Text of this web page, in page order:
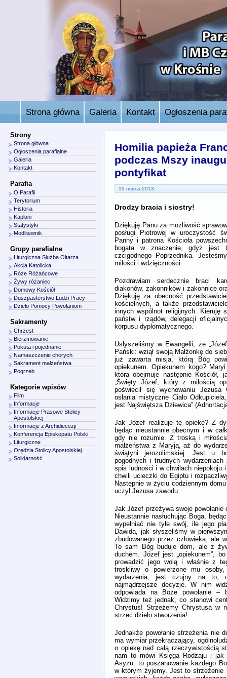
Strona główna Galeria Kontakt Ogłoszenia
Homilia papieża
podczas Mszy
pontyfikat
19 marca 2013
Drodzy bracia i siostry!
Dziękuję Panu za możliwość
posługi Piotrowej w uroczystość
Panny i patrona Kościoła
bogata w znaczenie, gdyż jest
czcigodnego Poprzednika.
miłości i wdzięczności.
Pozdrawiam serdecznie braci
diakonów, zakonników i zakonnice
Dziękuję za obecność
kościelnych, a także
innych wspólnot religijnych. Kieruję
państw i rządów, delegacji
korpusu dyplomatycznego.
Usłyszeliśmy w Ewangelii, że
Pański: wziął swoją Małżonkę do
już zawarta misja, którą Bóg
opiekunem. Opiekunem kogo?
która obejmuje następnie Kościół,
„Święty Józef, który z miłością
poświęcił się wychowaniu
osłania mistyczne Ciało
jest Najświętsza Dziewica”
Jak Józef realizuje tę opiekę? Z
będąc nieustannie obecnym i w
gdy nie rozumie. Z troską i
małżeństwa z Maryją, aż do
świątyni jerozolimskiej. Jest u
pogodnych i trudnych
spis ludności i w chwilach niepokoju
chwili ucieczki do Egiptu i
Następnie w życiu codziennym
uczył Jezusa zawodu.
Jak Józef przeżywa swoje
Nieustannie nasłuchując Boga,
wypełniać nie tyle swój, ile jego
Dawida, jak słyszeliśmy w
zbudowanego przez człowieka, ale
To sam Bóg buduje dom, ale z
duchem. Józef jest „opiekunem”,
prowadzić jego wolą i właśnie z
troskliwy o powierzone mu
wydarzenia, jest czujny na to,
najmądrzejsze decyzje. W nim
odpowiada na Boże powołanie –
Widzimy też jednak, co stanowi
Chrystus! Strzeżemy Chrystusa w
strzec dzieło stworzenia!
Jednakże powołanie strzeżenia nie
ma wymiar przekraczający,
o opiekę nad całą rzeczywistością
nam to mówi Księga Rodzaju i
Asyżu: to poszanowanie każdego
w którym żyjemy. Jest to strzeżenie
Strony
Strona główna
Ogłoszenia parafialne
Galeria
Kontakt
Parafia
O Parafii
Terytorium
Historia
Kapłani
Statystyki
Modlitewnik
Grupy parafialne
Liturgiczna Służba Ołtarza
Akcja Katolicka
Róże Różańcowe
Żywy różaniec
Domowy Kościół
Duszpasterstwo Ludzi Pracy
Dzieło Pomocy Powołaniom
Sakramenty
Chrzest
Bierzmowanie
Pokuta i pojednanie
Namaszczenie chorych
Sakrament małżeństwa
Pogrzeb
Kategorie wpisów
Film
Informacje
Informacje Prasowe Stolicy
Apostolskiej
Informacje z Archidiecezji
Konferencja Episkopatu Polski
Liturgiczne
Orędzia Stolicy Apostolskiej
Solidarność